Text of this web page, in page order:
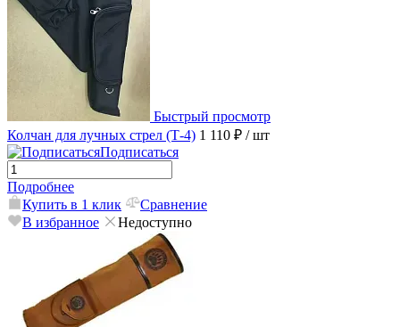
Быстрый просмотр
Колчан для лучных стрел (Т-4) 1 110 ₽ / шт
Подписаться
Подробнее
Купить в 1 клик
Сравнение
В избранное
Недоступно